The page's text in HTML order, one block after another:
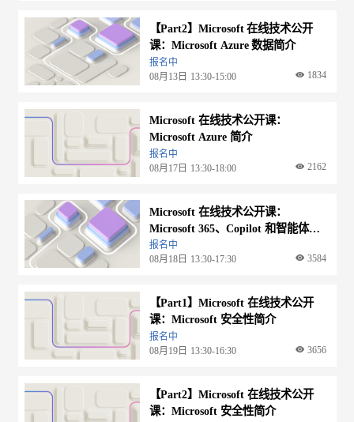
【Part2】Microsoft 在线技术公开
课：Microsoft Azure 数据简介
报名中
08月13日 13:30-15:00 1834
Microsoft 在线技术公开课：
Microsoft Azure 简介
报名中
08月17日 13:30-18:00 2162
Microsoft 在线技术公开课：
Microsoft 365、Copilot 和智能体简
介
报名中
08月18日 13:30-17:30 3584
【Part1】Microsoft 在线技术公开
课：Microsoft 安全性简介
报名中
08月19日 13:30-16:30 3656
【Part2】Microsoft 在线技术公开
课：Microsoft 安全性简介